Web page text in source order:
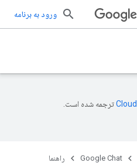
ورود به برنامه
ترجمه شده است.
Google Chat راهنما